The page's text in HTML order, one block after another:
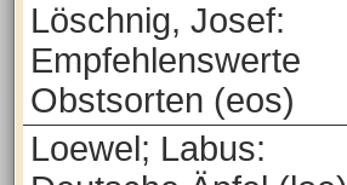
Löschnig, Josef:
Empfehlenswerte
Obstsorten (eos)
Loewel; Labus: